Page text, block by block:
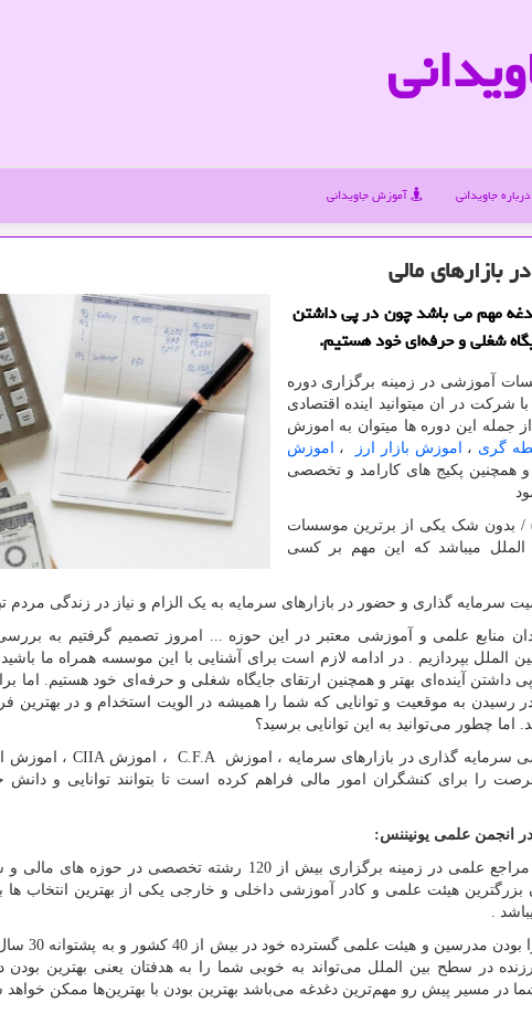
درباره جاویدانی آموزش جاویدانی
بازارهای مالی
مهم می باشد چون در پی داشتن
شغلی و حرفه‌ای خود هستیم.
آموزشی در زمینه برگزاری دوره
در ان میتوانید اینده اقتصادی
جمله این دوره ها میتوان به اموزش
گری ، اموزش بازار ارز ،
اموزش
و همچنین پکیج های کارامد و تخصصی
/ بدون شک یکی از برترین موسسات
میباشد که این مهم بر کسی
سرمایه گذاری و حضور در بازارهای سرمایه به یک الزام و نیاز در زندگی
منابع علمی و آموزشی معتبر در این حوزه ... امروز تصمیم گرفتیم به
بپردازیم . در ادامه لازم است برای آشنایی با این موسسه همراه ما
آینده‌ای بهتر و همچنین ارتقای جایگاه شغلی و حرفه‌ای خود هستیم. اما
رسیدن به موقعیت و توانایی که شما را همیشه در الویت استخدام و در
چطور می‌توانید به این توانایی برسید؟
سرمایه گذاری در بازارهای سرمایه ، اموزشC.F.A ، اموزشCIIA ، اموزش
را برای کنشگران امور مالی فراهم کرده است تا بتوانند توانایی و دانش
انجمن علمی یونیننس:
بزرگترین هیئت علمی و کادر آموزشی داخلی و خارجی یکی از بهترین انتخاب ها
.
) با دارا بودن
در سطح بین الملل می‌تواند به خوبی شما را به هدفتان یعنی بهترین بودن
در مسیر پیش رو مهم‌ترین دغدغه می‌باشد بهترین بودن با بهترین‌ها ممکن